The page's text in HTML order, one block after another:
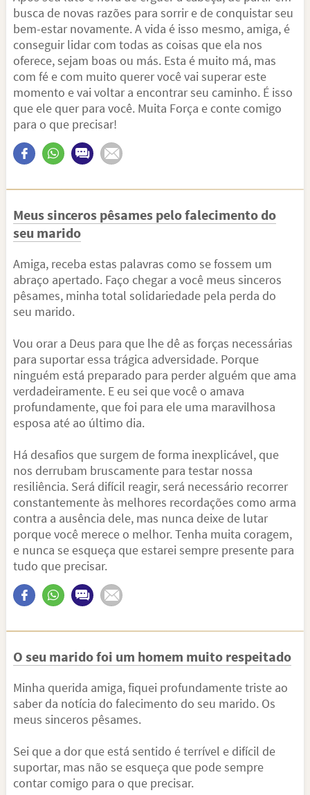
busca de novas razões para sorrir e de conquistar seu
bem-estar novamente. A vida é isso mesmo, amiga, é
conseguir lidar com todas as coisas que ela nos
oferece, sejam boas ou más. Esta é muito má, mas
com fé e com muito querer você vai superar este
momento e vai voltar a encontrar seu caminho. É isso
que ele quer para você. Muita Força e conte comigo
para o que precisar!
Meus sinceros pêsames pelo falecimento do
seu marido
Amiga, receba estas palavras como se fossem um
abraço apertado. Faço chegar a você meus sinceros
pêsames, minha total solidariedade pela perda do
seu marido.
Vou orar a Deus para que lhe dê as forças necessárias
para suportar essa trágica adversidade. Porque
ninguém está preparado para perder alguém que ama
verdadeiramente. E eu sei que você o amava
profundamente, que foi para ele uma maravilhosa
esposa até ao último dia.
Há desafios que surgem de forma inexplicável, que
nos derrubam bruscamente para testar nossa
resiliência. Será difícil reagir, será necessário recorrer
constantemente às melhores recordações como arma
contra a ausência dele, mas nunca deixe de lutar
porque você merece o melhor. Tenha muita coragem,
e nunca se esqueça que estarei sempre presente para
tudo que precisar.
O seu marido foi um homem muito respeitado
Minha querida amiga, fiquei profundamente triste ao
saber da notícia do falecimento do seu marido. Os
meus sinceros pêsames.
Sei que a dor que está sentido é terrível e difícil de
suportar, mas não se esqueça que pode sempre
contar comigo para o que precisar.